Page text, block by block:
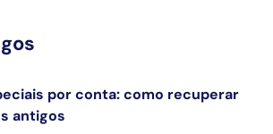
por conta: como recuperar
antigos